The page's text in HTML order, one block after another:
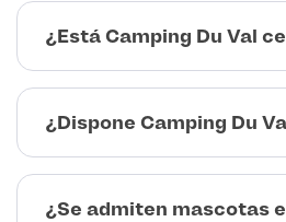
¿Está Camping Du Val
¿Dispone Camping Du
¿Se admiten mascotas